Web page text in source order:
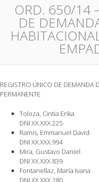
ORD. 650/14
DE
REGISTRO ÚNICO DE DEMANDA
PERMANENTE
Toloza, Cintia Erika
DNI XX.XXX.225
Ramis, Emmanuel David
DNI XX.XXX.994
Mira, Gustavo Daniel
DNI XX.XXX.839
Fontanellaz, María Ivana
DNI XX.XXX.280